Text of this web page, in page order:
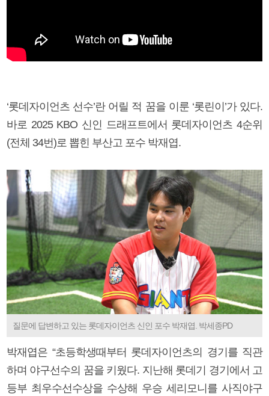
‘롯데자이언츠 선수’란 어릴 적 꿈을 이룬 ‘롯린이’가 있다.
바로 2025 KBO 신인 드래프트에서 롯데자이언츠 4순위
(전체 34번)로 뽑힌 부산고 포수 박재엽.
질문에 답변하고 있는 롯데자이언츠 신인 포수 박재엽. 박세종PD
박재엽은 “초등학생때부터 롯데자이언츠의 경기를 직관
하며 야구선수의 꿈을 키웠다. 지난해 롯데기 경기에서 고
등부 최우수선수상을 수상해 우승 세리모니를 사직야구